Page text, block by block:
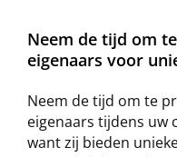
Neem de tijd om
eigenaars voor
Neem de tijd om te
eigenaars tijdens uw
want zij bieden